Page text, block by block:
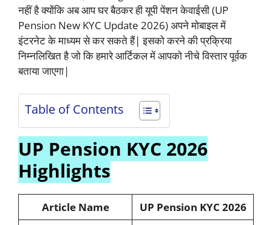
नहीं है क्योंकि अब आप घर बैठकर ही यूपी पेंशन केवाईसी (UP
Pension New KYC Update 2026) अपने मोबाइल में
इंटरनेट के माध्यम से कर सकते हैं| इसको करने की प्रक्रिया
निम्नलिखित है जो कि हमारे आर्टिकल में आपको नीचे विस्तार पूर्वक
बताया जाएगा|
Table of Contents
UP Pension KYC 2026
Highlights
Article Name
UP Pension KYC 2026